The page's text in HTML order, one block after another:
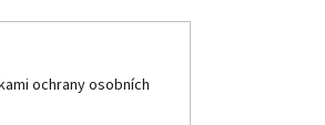
ochrany osobních